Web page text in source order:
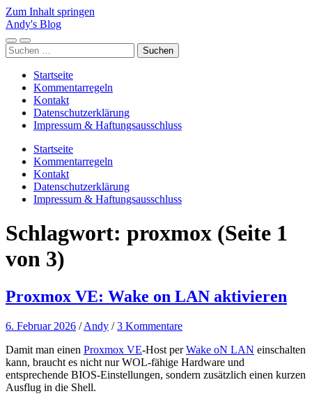
Zum Inhalt springen
Andy's Blog
Mobile-
Menü
Suchfeld
ein-/ausblenden
Suchen
nach:
Startseite
Kommentarregeln
Kontakt
Datenschutzerklärung
Impressum & Haftungsausschluss
Startseite
Kommentarregeln
Kontakt
Datenschutzerklärung
Impressum & Haftungsausschluss
Schlagwort: proxmox (Seite 1
von 3)
Proxmox VE: Wake on LAN aktivieren
6. Februar 2026 /Andy /3 Kommentare
Damit man einen Proxmox VE-Host perWake oN LAN einschalten
kann, braucht es nicht nur WOL-fähige Hardware und
entsprechende BIOS-Einstellungen, sondern zusätzlich einen kurzen
Ausflug in die Shell.